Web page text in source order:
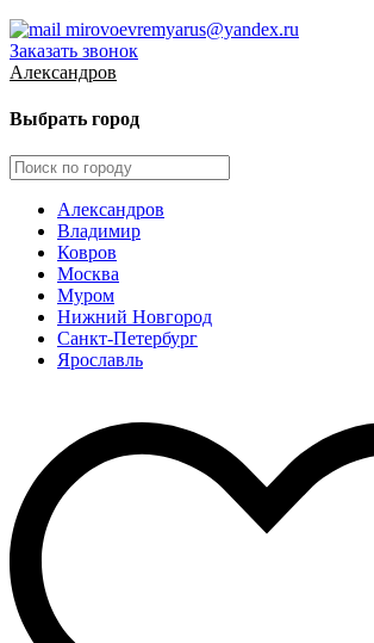
mirovoevremyarus@yandex.ru
Заказать звонок
Александров
Выбрать город
Александров
Владимир
Ковров
Москва
Муром
Нижний Новгород
Санкт-Петербург
Ярославль